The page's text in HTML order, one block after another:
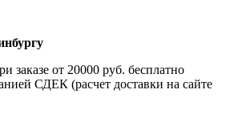
заказе от 20000 руб. бесплатно
СДЕК (расчет доставки на сайте